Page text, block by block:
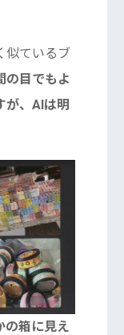
似ているブ
の目でもよ
が、AIは明
の箱に見え